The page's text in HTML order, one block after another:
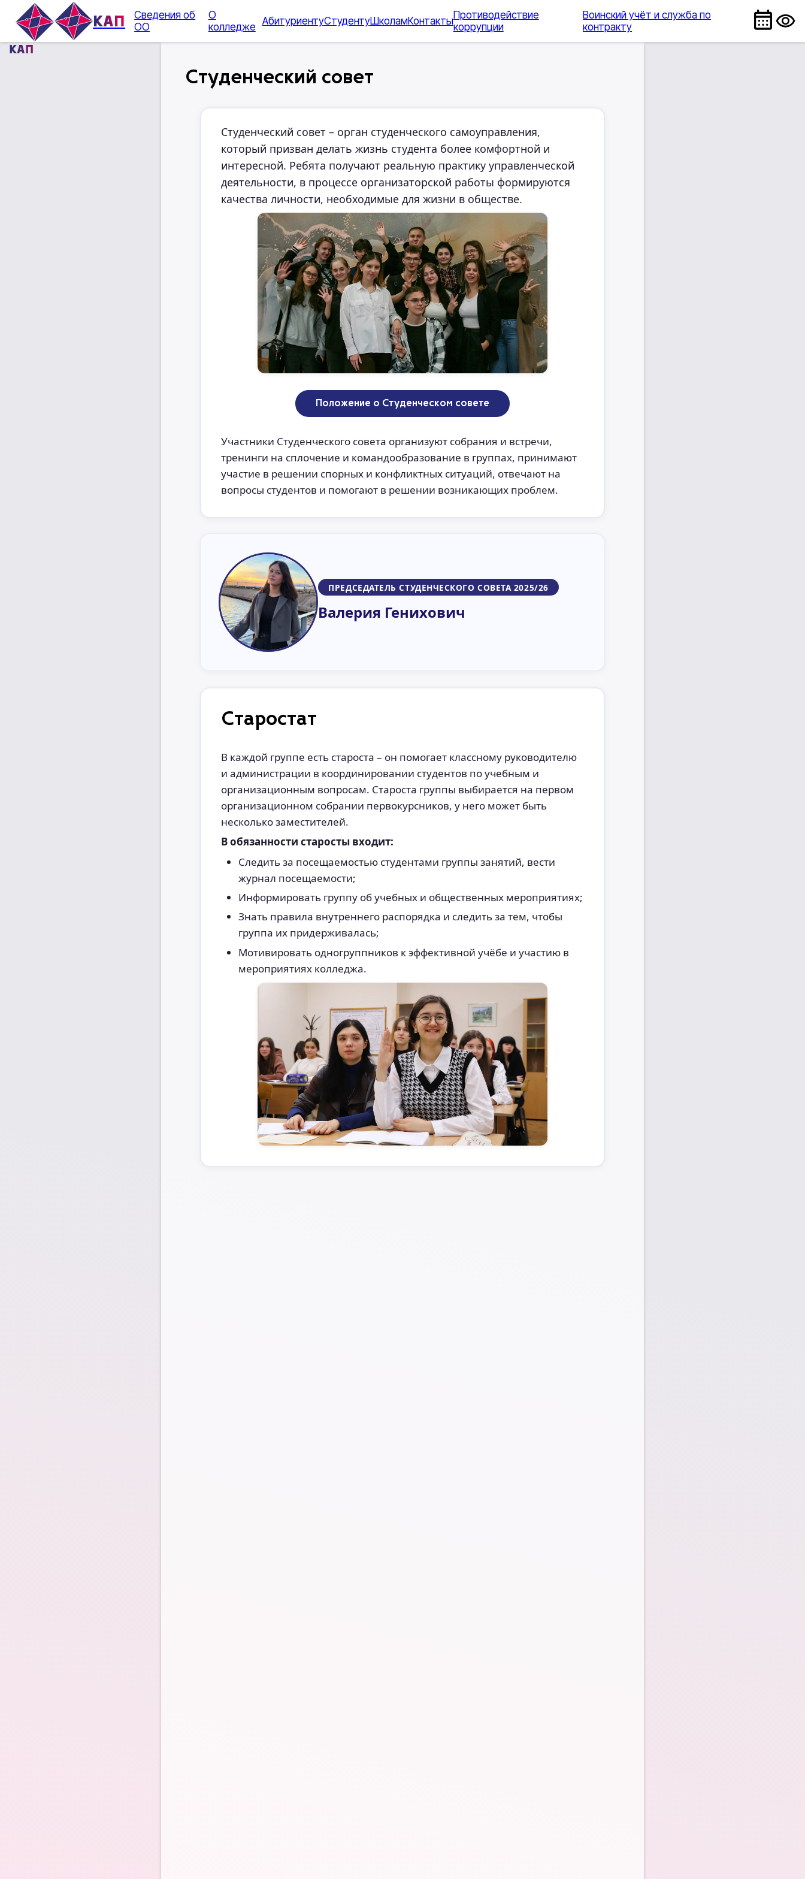
КАП
КАП
Сведения об
ОО
О
колледже АбитуриентуСтудентуШколамКонтактыПротиводействие
коррупции
Воинский учёт и служба по
контракту
Студенческий совет
Студенческий совет – орган студенческого самоуправления,
который призван делать жизнь студента более комфортной и
интересной. Ребята получают реальную практику управленческой
деятельности, в процессе организаторской работы формируются
качества личности, необходимые для жизни в обществе.
Положение о Студенческом совете
Участники Студенческого совета организуют собрания и встречи,
тренинги на сплочение и командообразование в группах, принимают
участие в решении спорных и конфликтных ситуаций, отвечают на
вопросы студентов и помогают в решении возникающих проблем.
ПРЕДСЕДАТЕЛЬ СТУДЕНЧЕСКОГО СОВЕТА 2025/26
Валерия Генихович
Старостат
В каждой группе есть староста – он помогает классному руководителю
и администрации в координировании студентов по учебным и
организационным вопросам. Староста группы выбирается на первом
организационном собрании первокурсников, у него может быть
несколько заместителей.
В обязанности старосты входит:
Следить за посещаемостью студентами группы занятий, вести
журнал посещаемости;
Информировать группу об учебных и общественных мероприятиях;
Знать правила внутреннего распорядка и следить за тем, чтобы
группа их придерживалась;
Мотивировать одногруппников к эффективной учёбе и участию в
мероприятиях колледжа.